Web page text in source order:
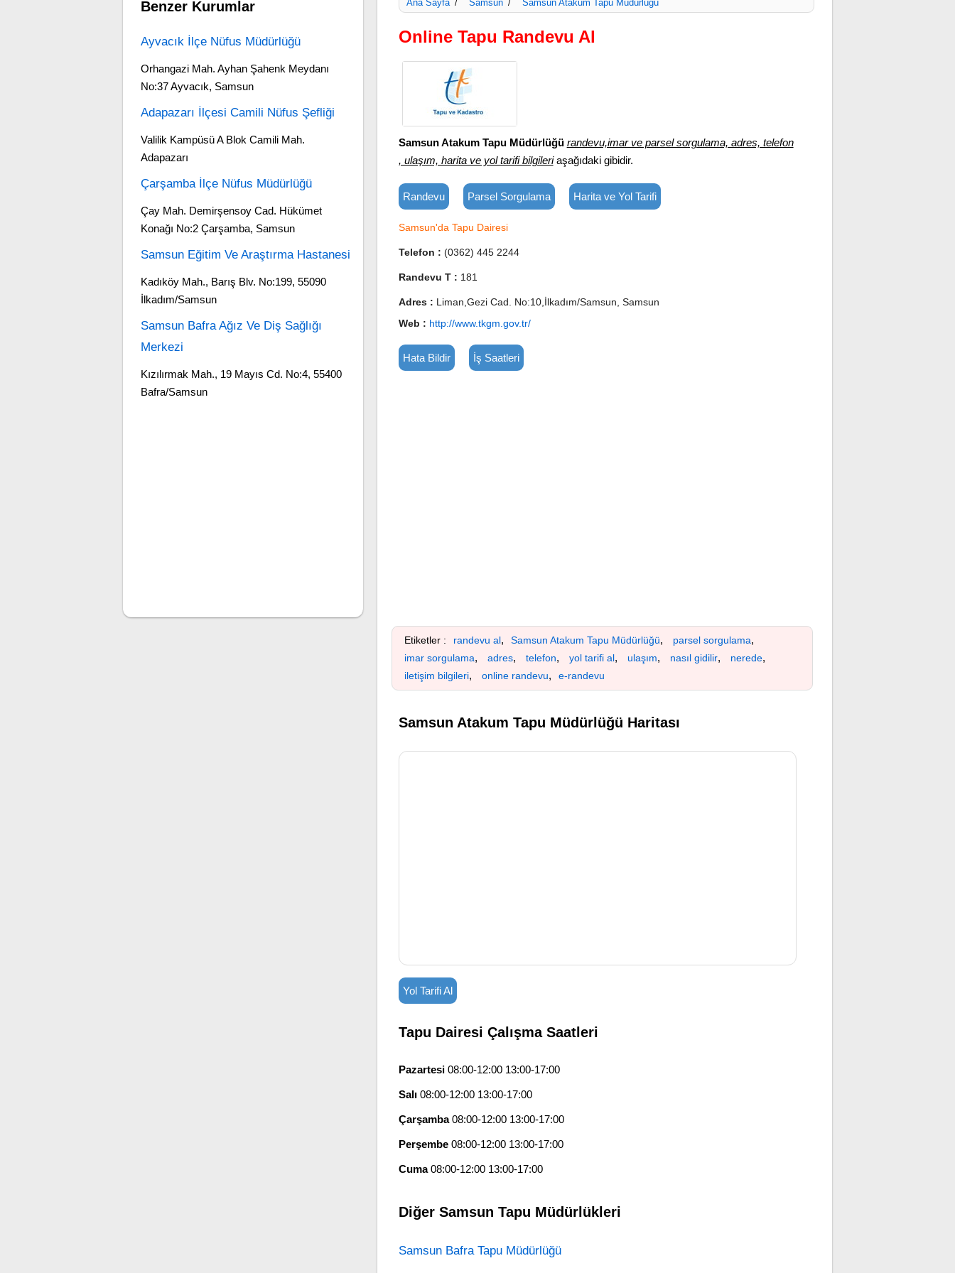
Ana Sayfa / Samsun / Samsun Atakum Tapu Müdürlüğü
Online Tapu Randevu Al
Samsun Atakum Tapu Müdürlüğü randevu,imar ve parsel sorgulama, adres, telefon
, ulaşım, harita ve yol tarifi bilgileriaşağıdaki gibidir.
Randevu Parsel Sorgulama Harita ve Yol Tarifi
Samsun'da Tapu Dairesi
Telefon : (0362) 445 2244
Randevu T : 181
Adres : Liman,Gezi Cad. No:10,İlkadım/Samsun, Samsun
Web : http://www.tkgm.gov.tr/
Hata Bildir İş Saatleri
Etiketler : randevu al, Samsun Atakum Tapu Müdürlüğü, parsel sorgulama,
imar sorgulama, adres, telefon, yol tarifi al, ulaşım, nasıl gidilir, nerede,
iletişim bilgileri, online randevu, e-randevu
Samsun Atakum Tapu Müdürlüğü Haritası
Yol Tarifi Al
Tapu Dairesi Çalışma Saatleri
Pazartesi08:00-12:00 13:00-17:00
Salı08:00-12:00 13:00-17:00
Çarşamba08:00-12:00 13:00-17:00
Perşembe08:00-12:00 13:00-17:00
Cuma08:00-12:00 13:00-17:00
Diğer Samsun Tapu Müdürlükleri
Samsun Bafra Tapu Müdürlüğü
Benzer Kurumlar
Ayvacık İlçe Nüfus Müdürlüğü
Orhangazi Mah. Ayhan Şahenk Meydanı
No:37 Ayvacık, Samsun
Adapazarı İlçesi Camili Nüfus Şefliği
Valilik Kampüsü A Blok Camili Mah.
Adapazarı
Çarşamba İlçe Nüfus Müdürlüğü
Çay Mah. Demirşensoy Cad. Hükümet
Konağı No:2 Çarşamba, Samsun
Samsun Eğitim Ve Araştırma Hastanesi
Kadıköy Mah., Barış Blv. No:199, 55090
İlkadım/Samsun
Samsun Bafra Ağız Ve Diş Sağlığı
Merkezi
Kızılırmak Mah., 19 Mayıs Cd. No:4, 55400
Bafra/Samsun